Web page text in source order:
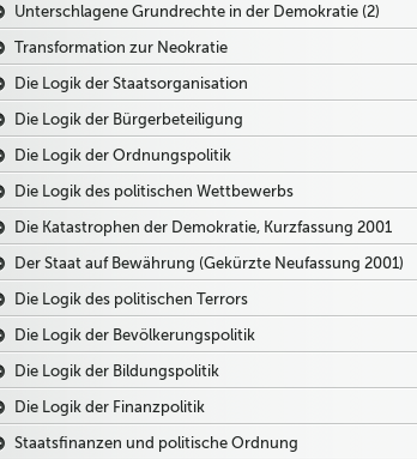
Unterschlagene Grundrechte in der Demokratie (2)
Transformation zur Neokratie
Die Logik der Staatsorganisation
Die Logik der Bürgerbeteiligung
Die Logik der Ordnungspolitik
Die Logik des politischen Wettbewerbs
Die Katastrophen der Demokratie, Kurzfassung 2001
Der Staat auf Bewährung (Gekürzte Neufassung 2001)
Die Logik des politischen Terrors
Die Logik der Bevölkerungspolitik
Die Logik der Bildungspolitik
Die Logik der Finanzpolitik
Staatsfinanzen und politische Ordnung